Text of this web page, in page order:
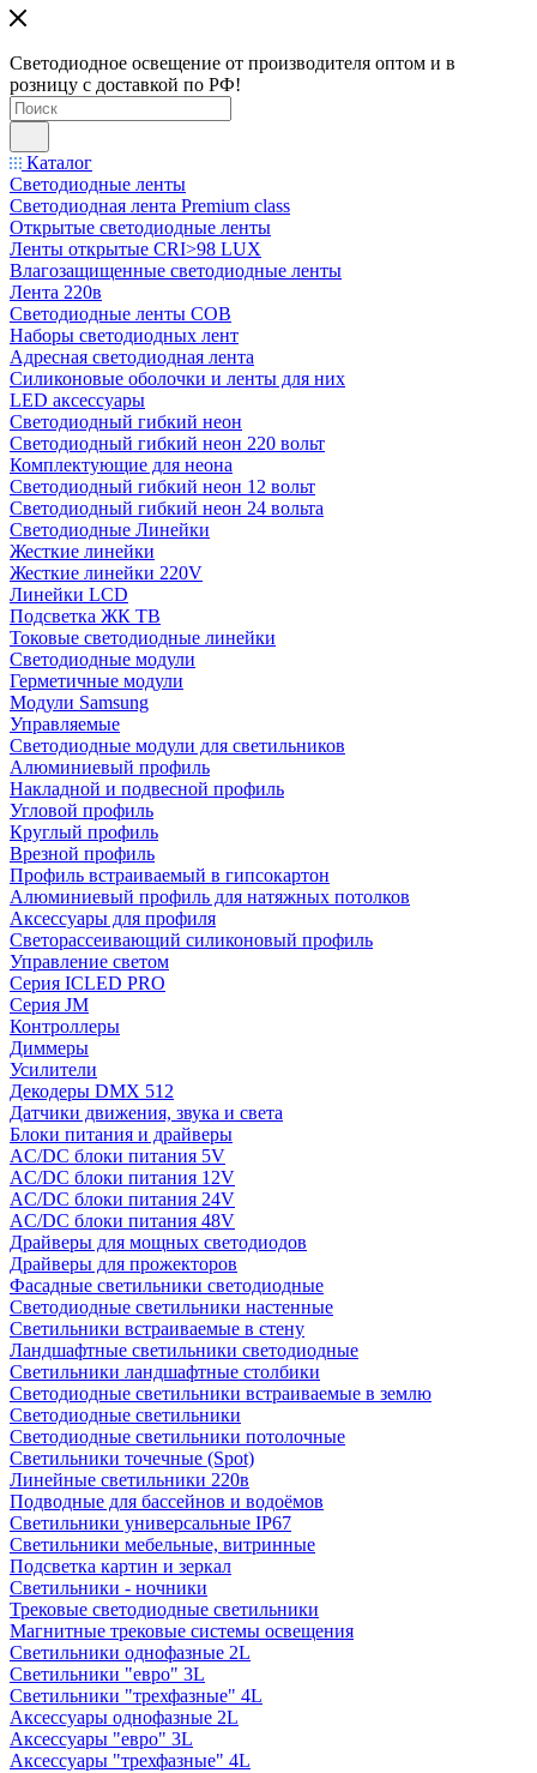
Светодиодное освещение от производителя оптом и в
розницу с доставкой по РФ!
Каталог
Светодиодные ленты
Светодиодная лента Premium class
Открытые светодиодные ленты
Ленты открытые CRI>98 LUX
Влагозащищенные светодиодные ленты
Лента 220в
Светодиодные ленты COB
Наборы светодиодных лент
Адресная светодиодная лента
Силиконовые оболочки и ленты для них
LED аксессуары
Светодиодный гибкий неон
Светодиодный гибкий неон 220 вольт
Комплектующие для неона
Светодиодный гибкий неон 12 вольт
Светодиодный гибкий неон 24 вольта
Светодиодные Линейки
Жесткие линейки
Жесткие линейки 220V
Линейки LCD
Подсветка ЖК ТВ
Токовые светодиодные линейки
Светодиодные модули
Герметичные модули
Модули Samsung
Управляемые
Светодиодные модули для светильников
Алюминиевый профиль
Накладной и подвесной профиль
Угловой профиль
Круглый профиль
Врезной профиль
Профиль встраиваемый в гипсокартон
Алюминиевый профиль для натяжных потолков
Аксессуары для профиля
Светорассеивающий силиконовый профиль
Управление светом
Серия ICLED PRO
Серия JM
Контроллеры
Диммеры
Усилители
Декодеры DMX 512
Датчики движения, звука и света
Блоки питания и драйверы
AC/DC блоки питания 5V
AC/DC блоки питания 12V
AC/DC блоки питания 24V
AC/DC блоки питания 48V
Драйверы для мощных светодиодов
Драйверы для прожекторов
Фасадные светильники светодиодные
Светодиодные светильники настенные
Светильники встраиваемые в стену
Ландшафтные светильники светодиодные
Светильники ландшафтные столбики
Светодиодные светильники встраиваемые в землю
Светодиодные светильники
Светодиодные светильники потолочные
Светильники точечные (Spot)
Линейные светильники 220в
Подводные для бассейнов и водоёмов
Светильники универсальные IP67
Светильники мебельные, витринные
Подсветка картин и зеркал
Светильники - ночники
Трековые светодиодные светильники
Магнитные трековые системы освещения
Светильники однофазные 2L
Светильники "евро" 3L
Светильники "трехфазные" 4L
Аксессуары однофазные 2L
Аксессуары "евро" 3L
Аксессуары "трехфазные" 4L